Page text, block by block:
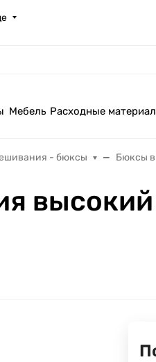
Мебель Расходные
- бюксы
Бюксы